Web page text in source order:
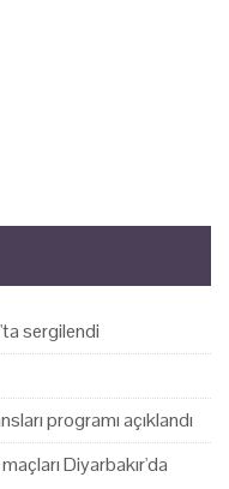
sergilendi
programı açıklandı
Diyarbakır'da